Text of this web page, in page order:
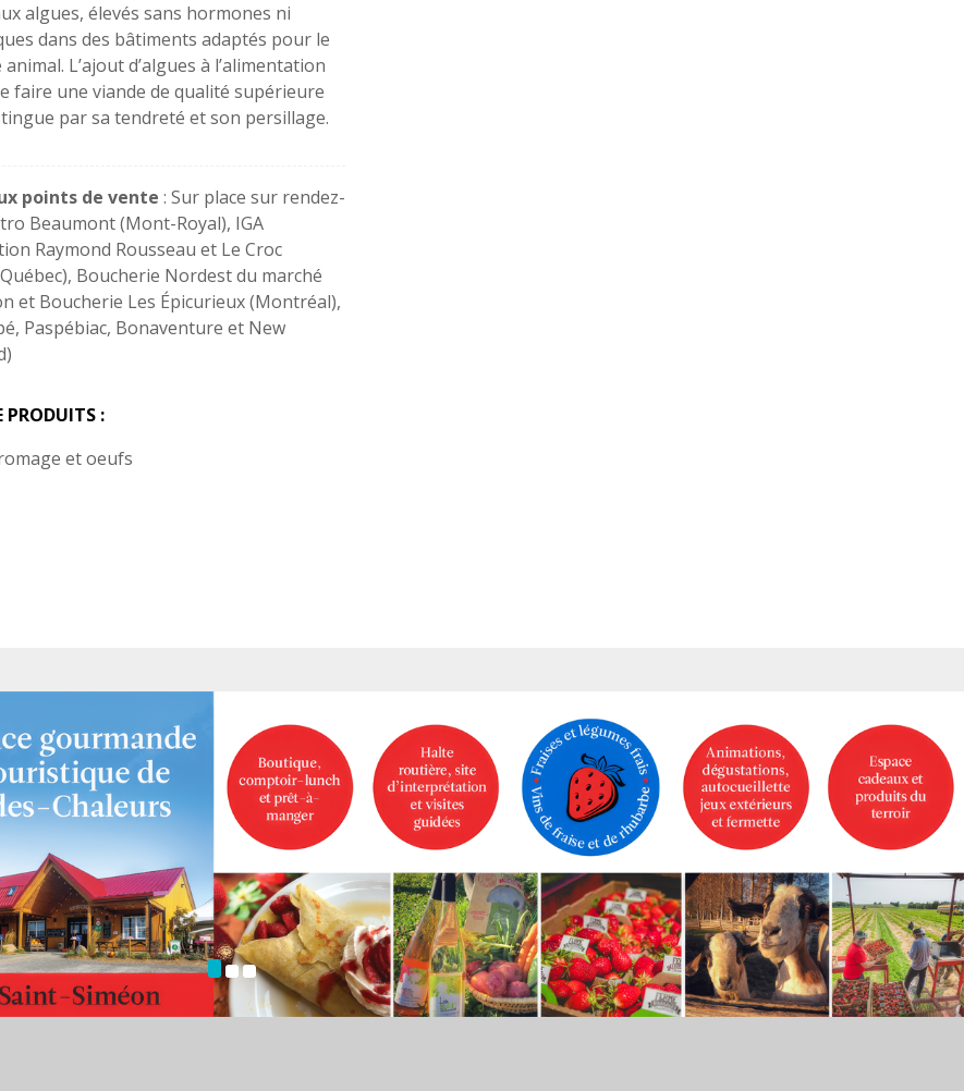
algues, élevés sans hormones ni
dans des bâtiments adaptés pour le
L’ajout d’algues à l’alimentation
faire une viande de qualité supérieure
par sa tendreté et son persillage.
points de vente : Sur place sur rendez-
Beaumont (Mont-Royal), IGA
Raymond Rousseau et Le Croc
Boucherie Nordest du marché
et Boucherie Les Épicurieux (Montréal),
Paspébiac, Bonaventure et New
PRODUITS :
et oeufs